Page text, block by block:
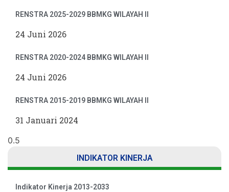
RENSTRA 2025-2029 BBMKG WILAYAH II
24 Juni 2026
RENSTRA 2020-2024 BBMKG WILAYAH II
24 Juni 2026
RENSTRA 2015-2019 BBMKG WILAYAH II
31 Januari 2024
INDIKATOR KINERJA
Indikator Kinerja 2013-2033